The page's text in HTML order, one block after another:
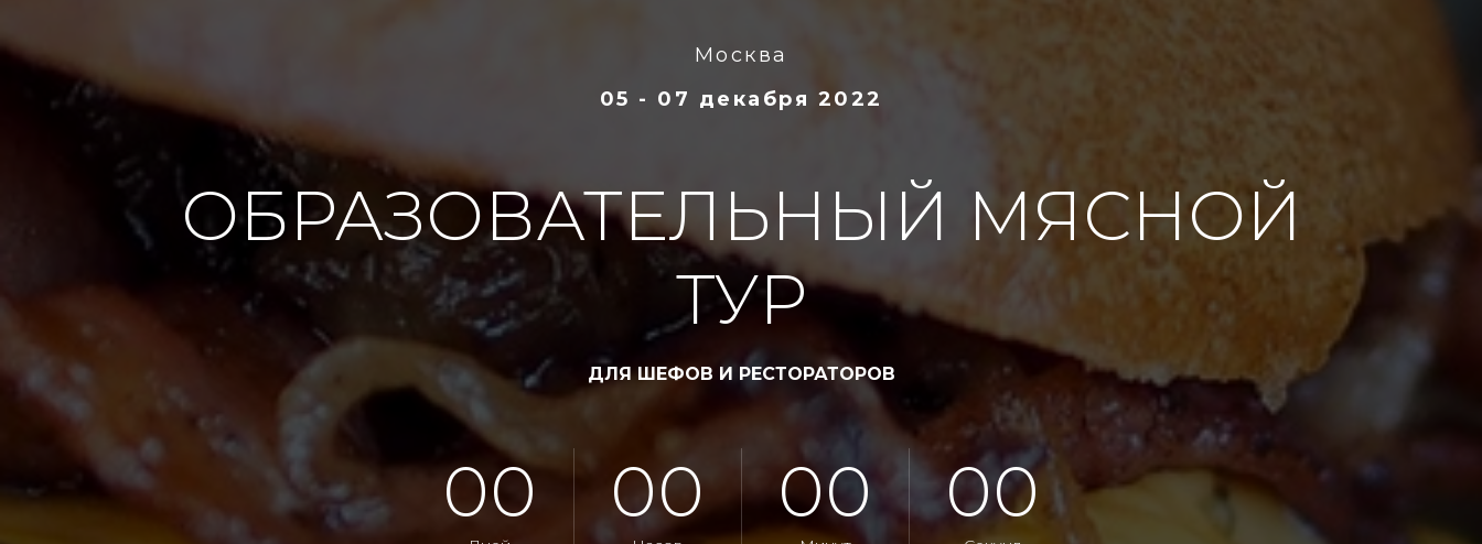
Москва
05 - 07 декабря 2022
ОБРАЗОВАТЕЛЬНЫЙ МЯСНОЙ
ТУР
ДЛЯ ШЕФОВ И РЕСТОРАТОРОВ
00 00 00 00